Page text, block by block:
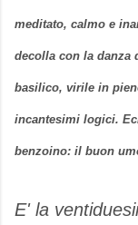
meditato, calmo e
decolla con la danza
basilico, virile in
incantesimi logici.
benzoino: il buon
E' la